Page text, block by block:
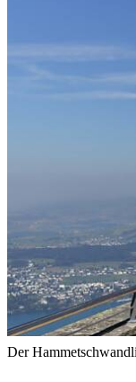
Der